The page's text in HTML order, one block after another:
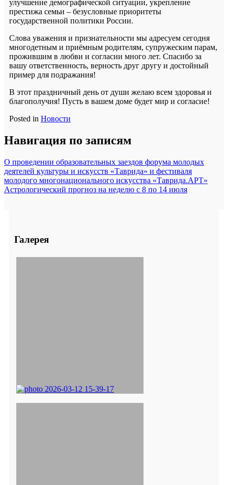
улучшение демографической ситуации, укрепление
престижа семьи – безусловные приоритеты
государственной политики России.
Слова уважения и признательности мы адресуем сегодня
многодетным и приёмным родителям, супружеским парам,
прожившим в любви и согласии много лет. Спасибо за
вашу ответственность, верность друг другу и достойный
пример для подражания!
В этот праздничный день от души желаю всем здоровья и
благополучия! Пусть в вашем доме будет мир и согласие!
Posted in Новости
Навигация по записям
О проведении образовательных заездов форума молодых
деятелей культуры и искусств «Таврида» и фестиваля
молодого многонационального искусства «Таврида.АРТ»
Астрологический прогноз на неделю с 8 по 14 июля
Галерея